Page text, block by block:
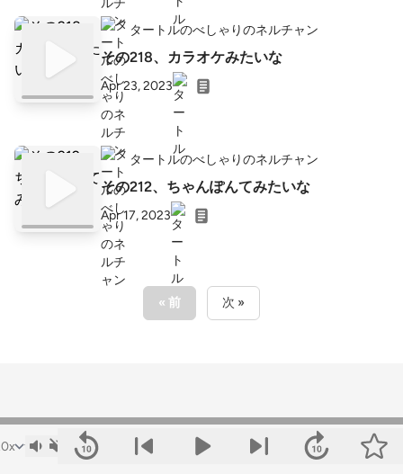
タートルのべしゃりのネルチャン
その218、カラオケみたいな
Apr 23, 2023
タートルのべしゃりのネルチャン
その212、ちゃんぽんてみたいな
Apr 17, 2023
« 前 次 »